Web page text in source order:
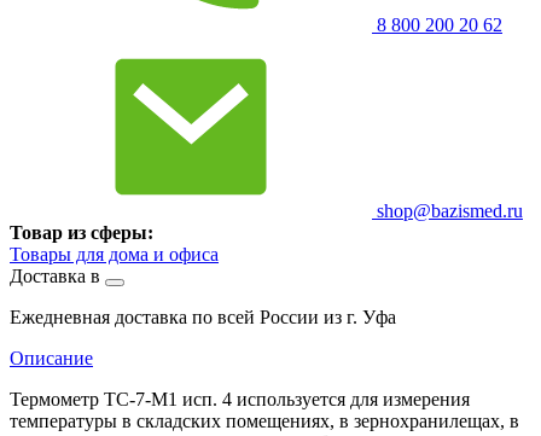
8 800 200 20 62
shop@bazismed.ru
Товар из сферы:
Товары для дома и офиса
Доставка в
Ежедневная доставка по всей России из г. Уфа
Описание
Термометр ТС-7-М1 исп. 4 используется для измерения
температуры в складских помещениях, в зернохранилещах, в